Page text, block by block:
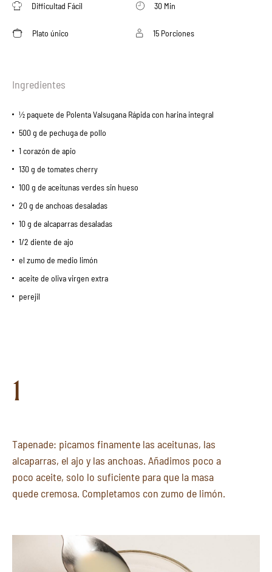
Difficultad Fácil 30 Min
Plato único 15 Porciones
Ingredientes
½ paquete de Polenta Valsugana Rápida con harina integral
500 g de pechuga de pollo
1 corazón de apio
130 g de tomates cherry
100 g de aceitunas verdes sin hueso
20 g de anchoas desaladas
10 g de alcaparras desaladas
1/2 diente de ajo
el zumo de medio limón
aceite de oliva virgen extra
perejil
1
Tapenade: picamos finamente las aceitunas, las
alcaparras, el ajo y las anchoas. Añadimos poco a
poco aceite, solo lo suficiente para que la masa
quede cremosa. Completamos con zumo de limón.